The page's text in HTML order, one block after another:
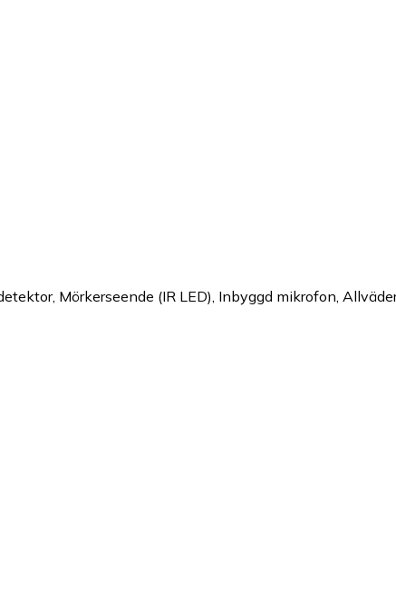
Mörkerseende (IR LED), Inbyggd mikrofon,